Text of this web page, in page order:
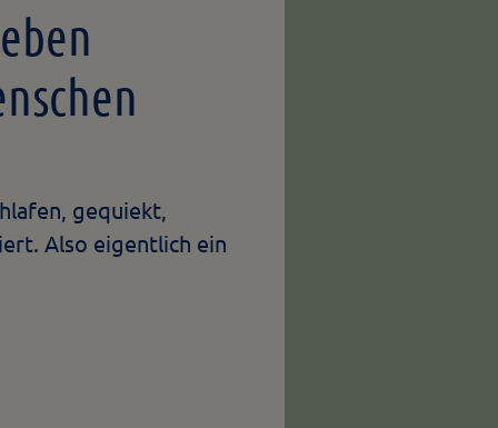
gequiekt,
Also eigentlich ein